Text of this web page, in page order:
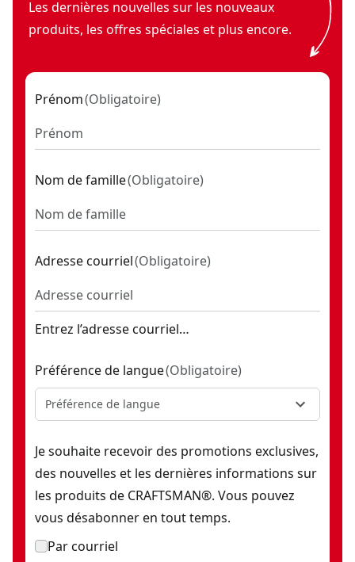
Les dernières nouvelles sur les nouveaux
produits, les offres spéciales et plus encore.
Prénom(Obligatoire)
Nom de famille(Obligatoire)
Adresse courriel(Obligatoire)
Entrez l’adresse courriel…
Préférence de langue(Obligatoire)
Préférence de langue
Je souhaite recevoir des promotions exclusives,
des nouvelles et les dernières informations sur
les produits de CRAFTSMAN®. Vous pouvez
vous désabonner en tout temps.
Par courriel